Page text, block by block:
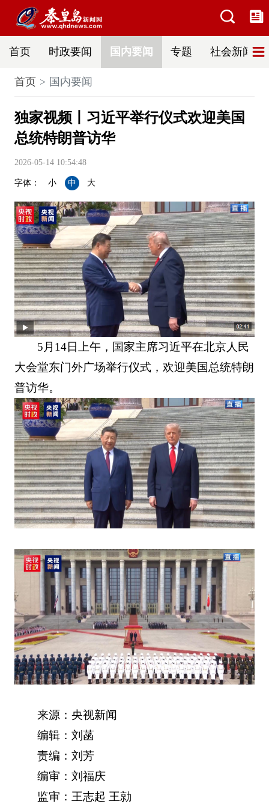
首页 时政要闻 国内要闻 专题 社会新闻
首页 国内要闻
独家视频丨习近平举行仪式欢迎美国
总统特朗普访华
2026-05-14 10:54:48
字体： 小 中 大
5月14日上午，国家主席习近平在北京人民
大会堂东门外广场举行仪式，欢迎美国总统特朗
普访华。
来源：央视新闻
编辑：刘菡
责编：刘芳
编审：刘福庆
监审：王志起 王勍